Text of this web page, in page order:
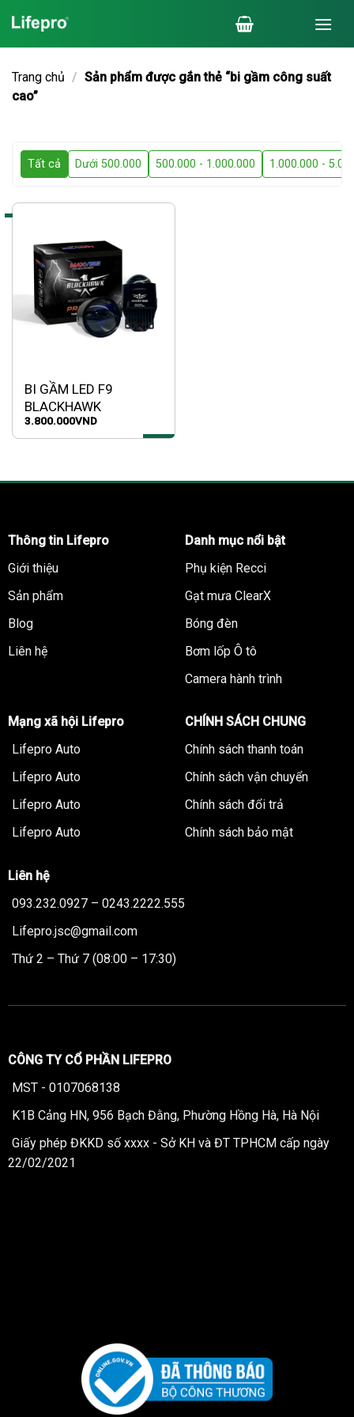
đến
nội
dung
Trang chủ / Sản phẩm được gắn thẻ “bi gầm công suất
cao”
Tất cả Dưới 500.000 500.000 - 1.000.000 1.000.000 -
BI GẦM LED F9
BLACKHAWK
3.800.000VND
Thông tin Lifepro
Giới thiệu
Sản phẩm
Blog
Liên hệ
Danh mục nổi bật
Phụ kiện Recci
Gạt mưa ClearX
Bóng đèn
Bơm lốp Ô tô
Camera hành trình
Mạng xã hội Lifepro
Lifepro Auto
Lifepro Auto
Lifepro Auto
Lifepro Auto
CHÍNH SÁCH CHUNG
Chính sách thanh toán
Chính sách vận chuyển
Chính sách đổi trả
Chính sách bảo mật
Liên hệ
093.232.0927 – 0243.2222.555
Lifepro.jsc@gmail.com
Thứ 2 – Thứ 7 (08:00 – 17:30)
CÔNG TY CỔ PHẦN LIFEPRO
MST - 0107068138
K1B Cảng HN, 956 Bạch Đằng, Phường Hồng Hà, Hà Nội
Giấy phép ĐKKD số xxxx - Sở KH và ĐT TPHCM cấp ngày
22/02/2021